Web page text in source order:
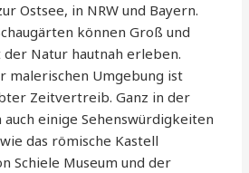
Ostsee, in NRW und Bayern.
können Groß und
der Natur hautnah erleben.
malerischen Umgebung ist
Zeitvertreib. Ganz in der
einige Sehenswürdigkeiten
das römische Kastell
Schiele Museum und der